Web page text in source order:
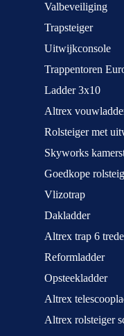
Valbeveiliging
Trapsteiger
Uitwijkconsole
Trappentoren
Ladder 3x10
Altrex
Rolsteiger met
Skyworks
Goedkope
Vlizotrap
Dakladder
Altrex trap 6
Reformladder
Opsteekladder
Altrex
Altrex rolsteiger